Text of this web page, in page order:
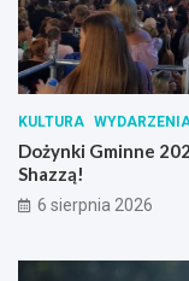
KULTURA
Dożynki Gminne
Shazzą!
6 sierpnia 2026